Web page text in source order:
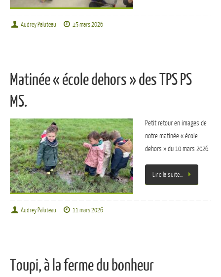
Audrey Paluteau 15 mars 2026
Matinée « école dehors » des TPS PS
MS.
Petit retour en images de
notre matinée « école
dehors » du 10 mars 2026.
Lire la suite…
Audrey Paluteau 11 mars 2026
Toupi, à la ferme du bonheur